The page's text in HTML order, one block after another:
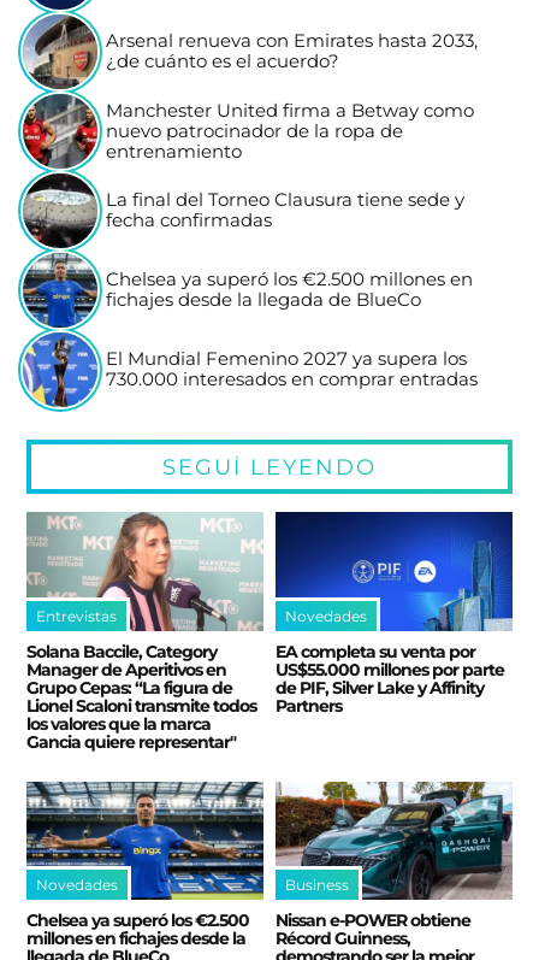
Arsenal renueva con Emirates hasta 2033,
¿de cuánto es el acuerdo?
Manchester United firma a Betway como
nuevo patrocinador de la ropa de
entrenamiento
La final del Torneo Clausura tiene sede y
fecha confirmadas
Chelsea ya superó los €2.500 millones en
fichajes desde la llegada de BlueCo
El Mundial Femenino 2027 ya supera los
730.000 interesados en comprar entradas
SEGUÍ LEYENDO
Entrevistas
Solana Baccile, Category
Manager de Aperitivos en
Grupo Cepas: “La figura de
Lionel Scaloni transmite todos
los valores que la marca
Gancia quiere representar"
Novedades
EA completa su venta por
US$55.000 millones por parte
de PIF, Silver Lake y Affinity
Partners
Novedades
Chelsea ya superó los €2.500
millones en fichajes desde la
Business
Nissan e‑POWER obtiene
Récord Guinness,